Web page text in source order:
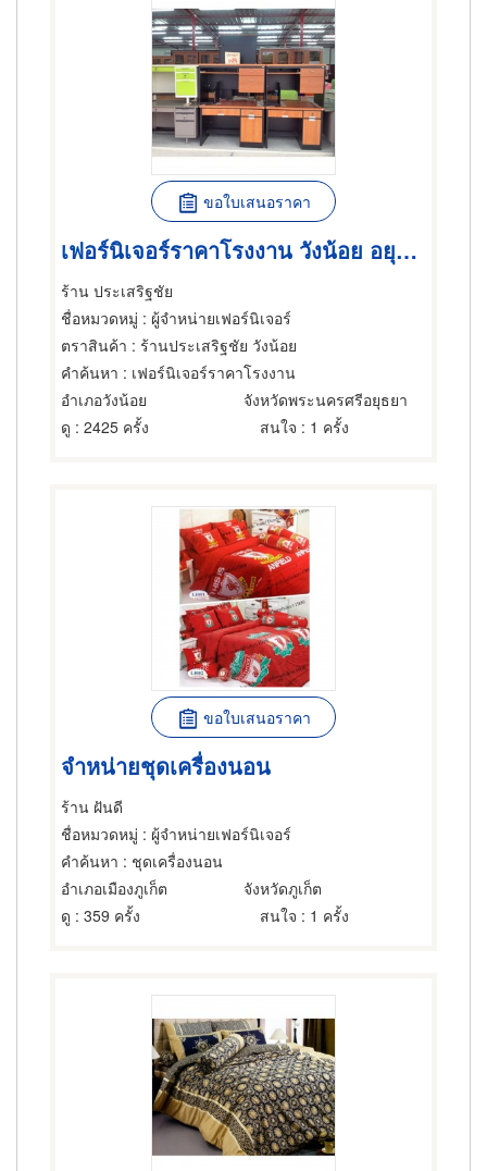
ขอใบเสนอราคา
เฟอร์นิเจอร์ราคาโรงงาน วังน้อย อยุธยา
ร้าน ประเสริฐชัย
ชื่อหมวดหมู่ : ผู้จำหน่ายเฟอร์นิเจอร์
ตราสินค้า : ร้านประเสริฐชัย วังน้อย
คำค้นหา : เฟอร์นิเจอร์ราคาโรงงาน
อำเภอวังน้อย
จังหวัดพระนครศรีอยุธยา
ดู : 2425 ครั้ง สนใจ : 1 ครั้ง
ขอใบเสนอราคา
จำหน่ายชุดเครื่องนอน
ร้าน ฝันดี
ชื่อหมวดหมู่ : ผู้จำหน่ายเฟอร์นิเจอร์
คำค้นหา : ชุดเครื่องนอน
อำเภอเมืองภูเก็ต
จังหวัดภูเก็ต
ดู : 359 ครั้ง สนใจ : 1 ครั้ง